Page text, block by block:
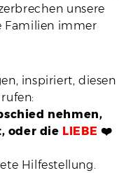
unsere
Familien immer
inspiriert, diesen
nehmen,
oder die LIEBE ❤️
Hilfestellung.